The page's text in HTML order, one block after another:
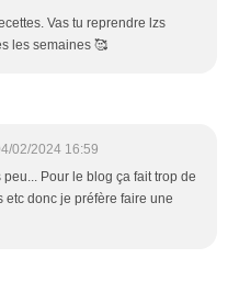
Vas tu reprendre lzs
les semaines 🥰
02/2024 16:59
peu... Pour le blog ça fait trop de
etc donc je préfère faire une